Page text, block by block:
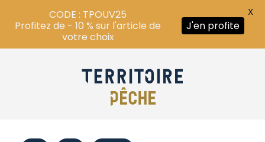
CODE : TPOUV25
Profitez de - 10 % sur l'article de
votre choix
J'en profite
X